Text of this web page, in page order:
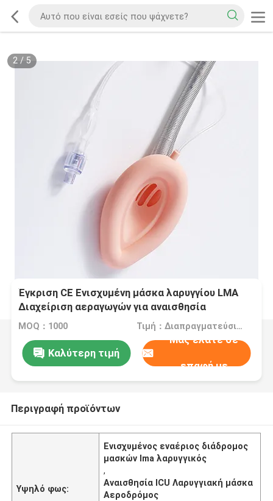
2/ 5
Έγκριση CE Ενισχυμένη μάσκα λαρυγγίου LMA
Διαχείριση αεραγωγών για αναισθησία
εντατικής θεραπείας
MOQ：1000 Τιμή：Διαπραγματεύσιμα
Καλύτερη τιμή
Μας ελάτε σε
επαφή με
Περιγραφή προϊόντων
Υψηλό φως:
Ενισχυμένος εναέριος διάδρομος
μασκών lma λαρυγγικός
,
Αναισθησία ICU Λαρυγγιακή μάσκα
Αεροδρόμος